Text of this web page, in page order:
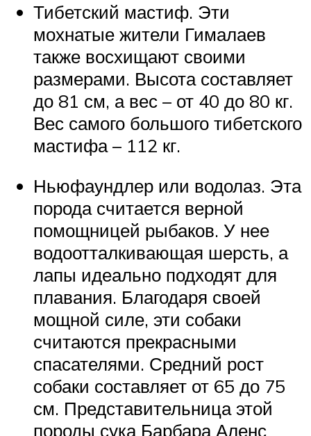
Тибетский мастиф. Эти
мохнатые жители Гималаев
также восхищают своими
размерами. Высота составляет
до 81 см, а вес – от 40 до 80 кг.
Вес самого большого тибетского
мастифа – 112 кг.
Ньюфаундлер или водолаз. Эта
порода считается верной
помощницей рыбаков. У нее
водоотталкивающая шерсть, а
лапы идеально подходят для
плавания. Благодаря своей
мощной силе, эти собаки
считаются прекрасными
спасателями. Средний рост
собаки составляет от 65 до 75
см. Представительница этой
породы сука Барбара Аленс